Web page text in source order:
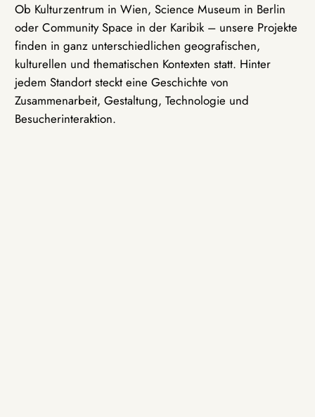
Ob Kulturzentrum in Wien, Science Museum in Berlin
oder Community Space in der Karibik – unsere Projekte
finden in ganz unterschiedlichen geografischen,
kulturellen und thematischen Kontexten statt. Hinter
jedem Standort steckt eine Geschichte von
Zusammenarbeit, Gestaltung, Technologie und
Besucherinteraktion.